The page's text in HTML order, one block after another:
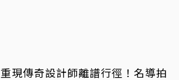
重現傳奇設計師離譜行徑！名導拍